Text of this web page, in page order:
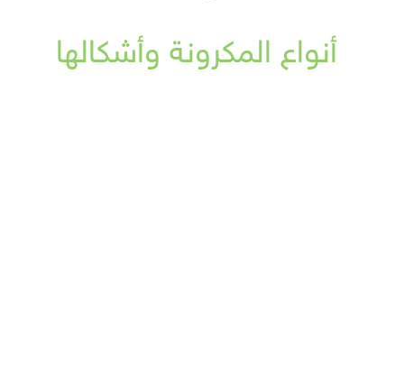
أنواع المكرونة وأشكالها